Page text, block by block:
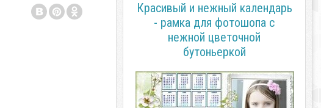
Красивый и нежный календарь
- рамка для фотошопа с
нежной цветочной
бутоньеркой